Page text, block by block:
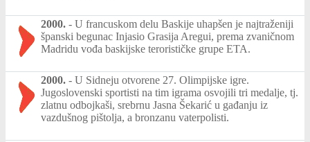
2000. - U francuskom delu Baskije uhapšen je najtraženiji
španski begunac Injasio Grasija Aregui, prema zvaničnom
Madridu vođa baskijske terorističke grupe ETA.
2000. - U Sidneju otvorene 27. Olimpijske igre.
Jugoslovenski sportisti na tim igrama osvojili tri medalje, tj.
zlatnu odbojkaši, srebrnu Jasna Šekarić u gađanju iz
vazdušnog pištolja, a bronzanu vaterpolisti.